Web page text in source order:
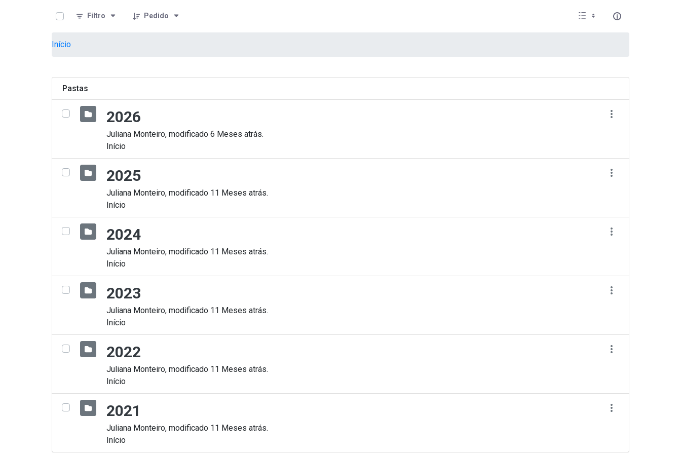
teste descricaoFiltro
Pedido
Início
Pastas
2026
Juliana Monteiro, modificado 6 Meses atrás.
Início
2025
Juliana Monteiro, modificado 11 Meses atrás.
Início
2024
Juliana Monteiro, modificado 11 Meses atrás.
Início
2023
Juliana Monteiro, modificado 11 Meses atrás.
Início
2022
Juliana Monteiro, modificado 11 Meses atrás.
Início
2021
Juliana Monteiro, modificado 11 Meses atrás.
Início